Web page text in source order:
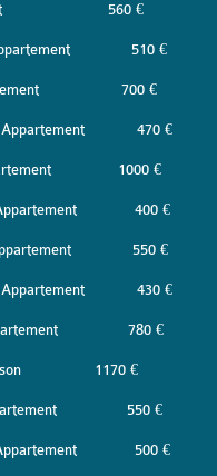
560 €
510 €
700 €
Appartement 470 €
1000 €
400 €
550 €
Appartement 430 €
780 €
1170 €
550 €
500 €